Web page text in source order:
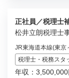
正社員／税理士
松井立朗税理士
JR東海道本線(東京
税理士・税務スタ
年収：3,500,000